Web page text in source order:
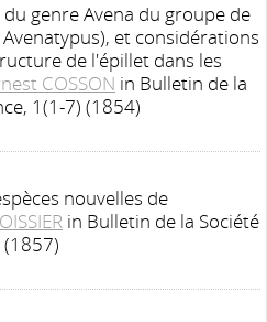
genre Avena du groupe de
et considérations
de l'épillet dans les
COSSON in Bulletin de la
1(1-7) (1854)
nouvelles de
in Bulletin de la Société